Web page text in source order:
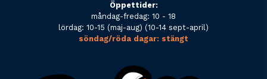
Öppettider:
måndag-fredag: 10 - 18
lördag: 10-15 (maj-aug) (10-14 sept-april)
söndag/röda dagar: stängt